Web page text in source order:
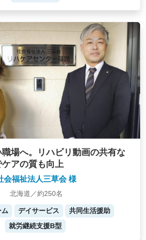
場へ。リハビリ動画の共有な
アの質も向上
会福祉法人三草会 様
北海道／約250名
デイサービス
共同生活援助
就労継続支援B型